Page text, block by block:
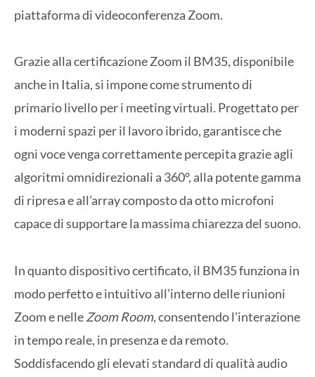
piattaforma di videoconferenza Zoom.
Grazie alla certificazione Zoom il BM35, disponibile
anche in Italia, si impone come strumento di
primario livello per i meeting virtuali. Progettato per
i moderni spazi per il lavoro ibrido, garantisce che
ogni voce venga correttamente percepita grazie agli
algoritmi omnidirezionali a 360°, alla potente gamma
di ripresa e all’array composto da otto microfoni
capace di supportare la massima chiarezza del suono.
In quanto dispositivo certificato, il BM35 funziona in
modo perfetto e intuitivo all’interno delle riunioni
Zoom e nelleZoom Room, consentendo l’interazione
in tempo reale, in presenza e da remoto.
Soddisfacendo gli elevati standard di qualità audio